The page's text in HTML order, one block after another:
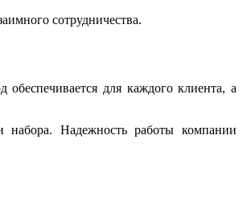
сотрудничества.
для каждого клиента, а
набора. Надежность работы компании